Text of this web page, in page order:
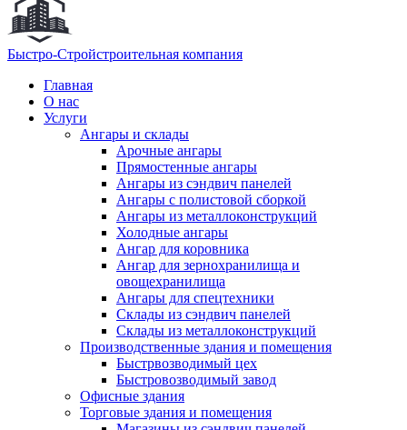
Быстро-Стройстроительная компания
Главная
О нас
Услуги
Ангары и склады
Арочные ангары
Прямостенные ангары
Ангары из сэндвич панелей
Ангары с полистовой сборкой
Ангары из металлоконструкций
Холодные ангары
Ангар для коровника
Ангар для зернохранилища и
овощехранилища
Ангары для спецтехники
Склады из сэндвич панелей
Склады из металлоконструкций
Производственные здания и помещения
Быстрвозводимый цех
Быстровозводимый завод
Офисные здания
Торговые здания и помещения